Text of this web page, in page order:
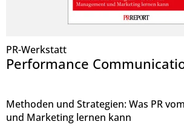
PR-Werkstatt
Performance
Methoden und Strategien: Was PR
und Marketing lernen kann